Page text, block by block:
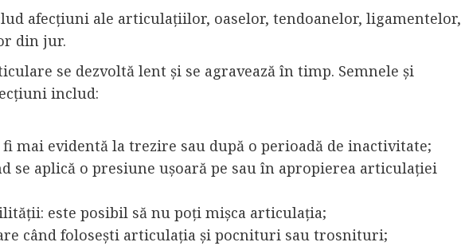
afecțiuni ale articulațiilor, oaselor, tendoanelor, ligamentelor,
din jur.
se dezvoltă lent și se agravează în timp. Semnele și
includ:
mai evidentă la trezire sau după o perioadă de inactivitate;
se aplică o presiune ușoară pe sau în apropierea articulației
este posibil să nu poți mișca articulația;
când folosești articulația și pocnituri sau trosnituri;